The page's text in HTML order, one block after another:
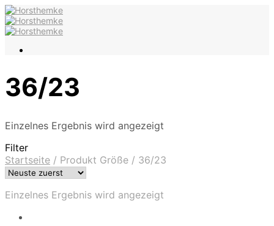
36/23
Einzelnes Ergebnis wird angezeigt
Filter
Startseite / Produkt Größe / 36/23
Einzelnes Ergebnis wird angezeigt